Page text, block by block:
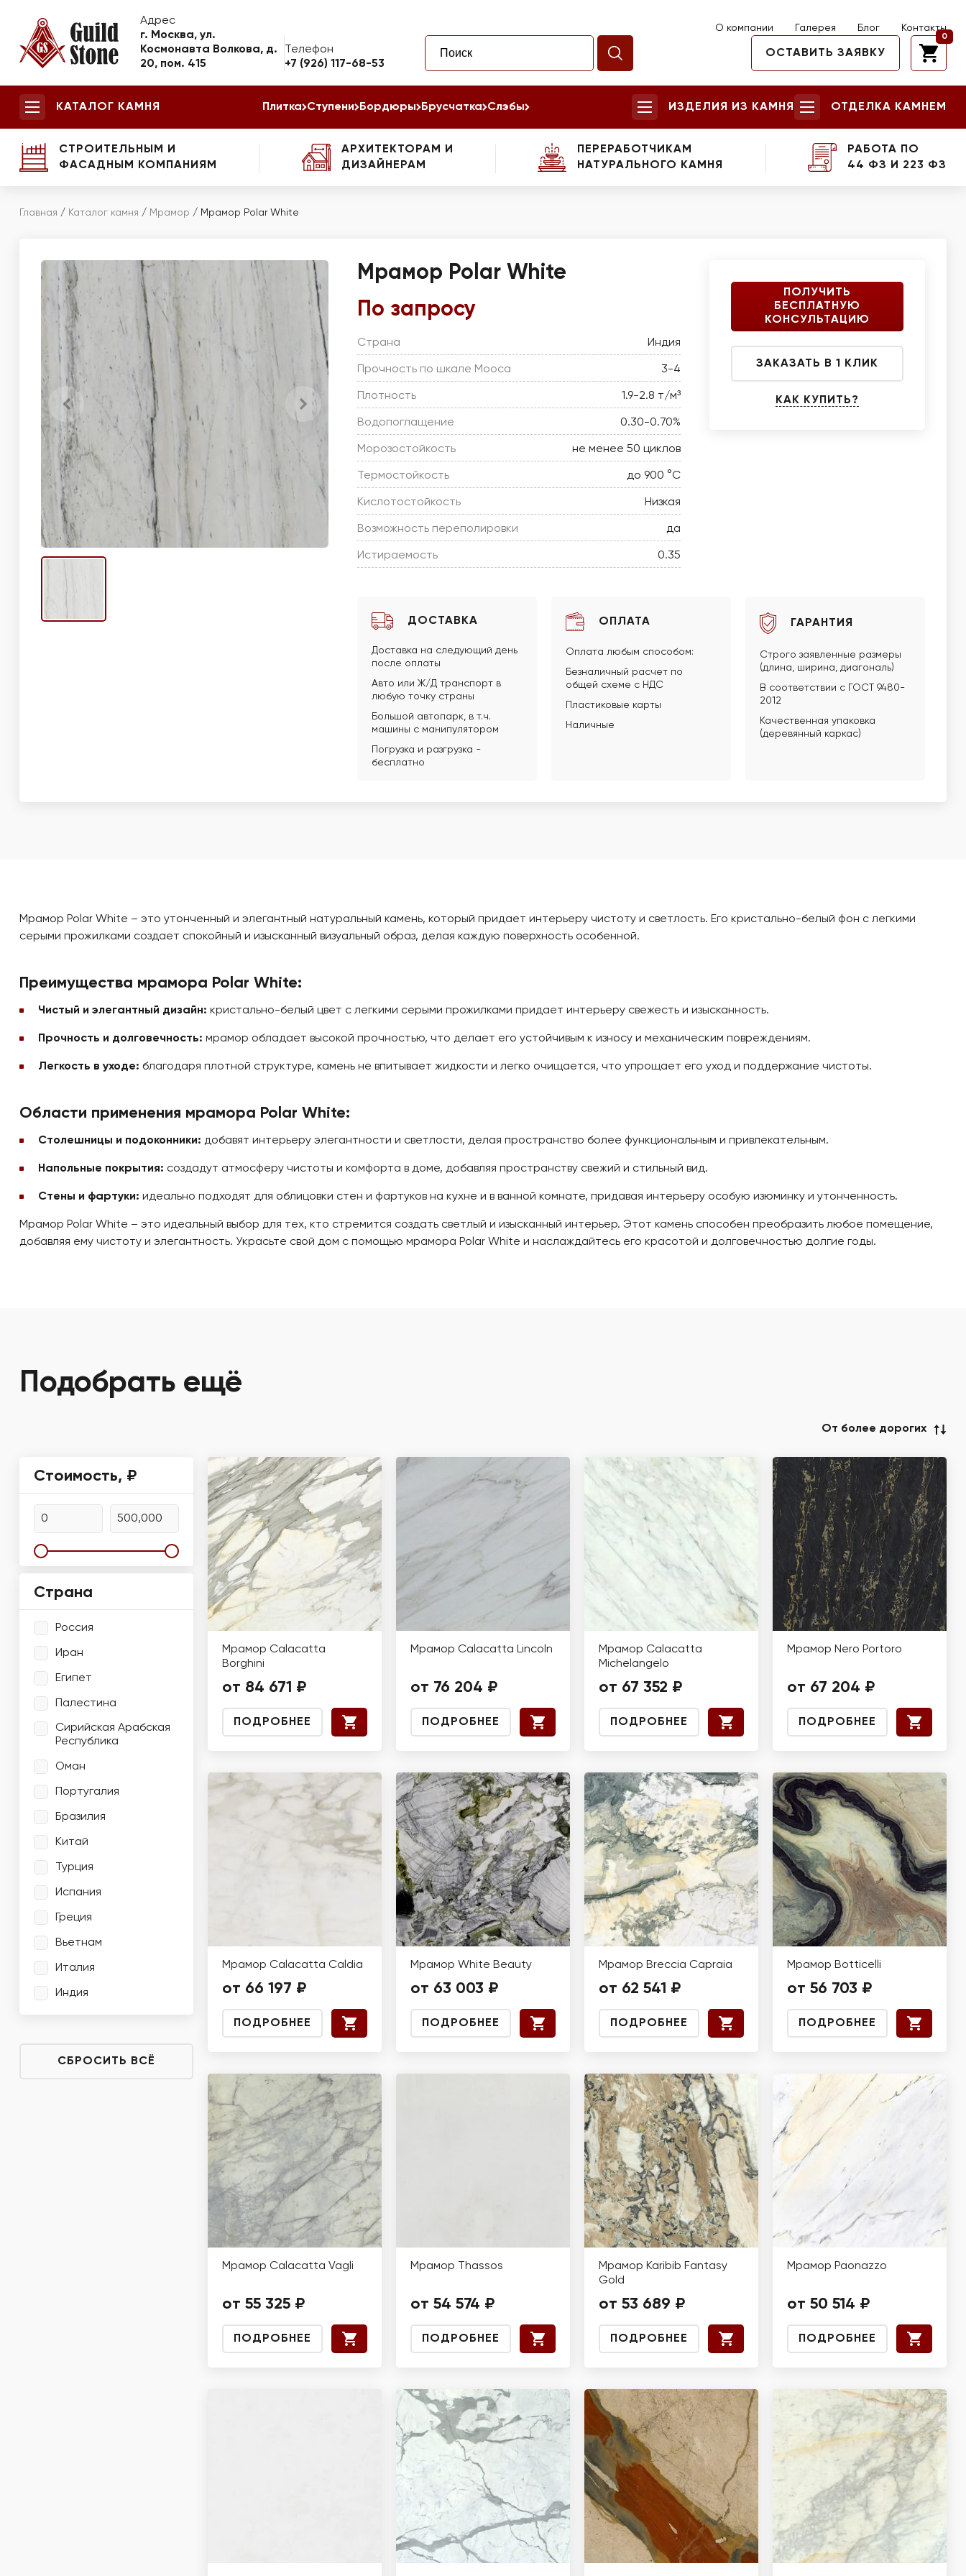
Адрес
г. Москва, ул.
Космонавта Волкова, д.
20, пом. 415
Телефон
+7 (926) 117-68-53
О компании Галерея Блог Контакты
ОСТАВИТЬ ЗАЯВКУ
0
КАТАЛОГ КАМНЯ Плитка Ступени Бордюры Брусчатка Слэбы ИЗДЕЛИЯ ИЗ КАМНЯ ОТДЕЛКА КАМНЕМ
СТРОИТЕЛЬНЫМ И
ФАСАДНЫМ КОМПАНИЯМ
АРХИТЕКТОРАМ И
ДИЗАЙНЕРАМ
ПЕРЕРАБОТЧИКАМ
НАТУРАЛЬНОГО КАМНЯ
РАБОТА ПО
44 ФЗ И 223 ФЗ
Главная / Каталог камня / Мрамор / Мрамор Polar White
Мрамор Polar White
По запросу
Страна Индия
Прочность по шкале Мооса 3-4
Плотность 1.9-2.8 т/м³
Водопоглащение 0.30-0.70%
Морозостойкость не менее 50 циклов
Термостойкость до 900 °C
Кислотостойкость Низкая
Возможность переполировки да
Истираемость 0.35
ПОЛУЧИТЬ
БЕСПЛАТНУЮ
КОНСУЛЬТАЦИЮ
ЗАКАЗАТЬ В 1 КЛИК
КАК КУПИТЬ?
ДОСТАВКА
Доставка на следующий день
после оплаты
Авто или Ж/Д транспорт в
любую точку страны
Большой автопарк, в т.ч.
машины с манипулятором
Погрузка и разгрузка -
бесплатно
ОПЛАТА
Оплата любым способом:
Безналичный расчет по
общей схеме с НДС
Пластиковые карты
Наличные
ГАРАНТИЯ
Строго заявленные размеры
(длина, ширина, диагональ)
В соответствии с ГОСТ 9480-
2012
Качественная упаковка
(деревянный каркас)
Мрамор Polar White – это утонченный и элегантный натуральный камень, который придает интерьеру чистоту и светлость. Его кристально-белый фон с легкими
серыми прожилками создает спокойный и изысканный визуальный образ, делая каждую поверхность особенной.
Преимущества мрамора Polar White:
Чистый и элегантный дизайн: кристально-белый цвет с легкими серыми прожилками придает интерьеру свежесть и изысканность.
Прочность и долговечность: мрамор обладает высокой прочностью, что делает его устойчивым к износу и механическим повреждениям.
Легкость в уходе: благодаря плотной структуре, камень не впитывает жидкости и легко очищается, что упрощает его уход и поддержание чистоты.
Области применения мрамора Polar White:
Столешницы и подоконники: добавят интерьеру элегантности и светлости, делая пространство более функциональным и привлекательным.
Напольные покрытия: создадут атмосферу чистоты и комфорта в доме, добавляя пространству свежий и стильный вид.
Стены и фартуки: идеально подходят для облицовки стен и фартуков на кухне и в ванной комнате, придавая интерьеру особую изюминку и утонченность.
Мрамор Polar White – это идеальный выбор для тех, кто стремится создать светлый и изысканный интерьер. Этот камень способен преобразить любое помещение,
добавляя ему чистоту и элегантность. Украсьте свой дом с помощью мрамора Polar White и наслаждайтесь его красотой и долговечностью долгие годы.
Подобрать ещё
От более дорогих
Мрамор Calacatta
Borghini
от 84 671 ₽
ПОДРОБНЕЕ
Мрамор Calacatta Lincoln
от 76 204 ₽
ПОДРОБНЕЕ
Мрамор Calacatta
Michelangelo
от 67 352 ₽
ПОДРОБНЕЕ
Мрамор Nero Portoro
от 67 204 ₽
ПОДРОБНЕЕ
Мрамор Calacatta Caldia
от 66 197 ₽
ПОДРОБНЕЕ
Мрамор White Beauty
от 63 003 ₽
ПОДРОБНЕЕ
Мрамор Breccia Capraia
от 62 541 ₽
ПОДРОБНЕЕ
Мрамор Botticelli
от 56 703 ₽
ПОДРОБНЕЕ
Мрамор Calacatta Vagli
от 55 325 ₽
ПОДРОБНЕЕ
Мрамор Thassos
от 54 574 ₽
ПОДРОБНЕЕ
Мрамор Karibib Fantasy
Gold
от 53 689 ₽
ПОДРОБНЕЕ
Мрамор Paonazzo
от 50 514 ₽
ПОДРОБНЕЕ
Стоимость, ₽
Страна
Россия
Иран
Египет
Палестина
Сирийская Арабская
Республика
Оман
Португалия
Бразилия
Китай
Турция
Испания
Греция
Вьетнам
Италия
Индия
СБРОСИТЬ ВСЁ